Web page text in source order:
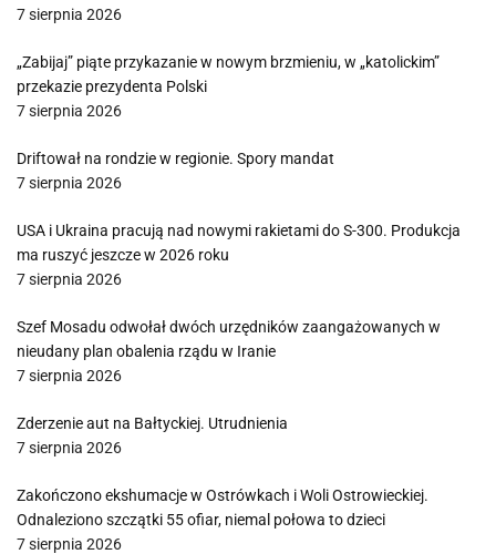
7 sierpnia 2026
„Zabijaj” piąte przykazanie w nowym brzmieniu, w „katolickim”
przekazie prezydenta Polski
7 sierpnia 2026
Driftował na rondzie w regionie. Spory mandat
7 sierpnia 2026
USA i Ukraina pracują nad nowymi rakietami do S-300. Produkcja
ma ruszyć jeszcze w 2026 roku
7 sierpnia 2026
Szef Mosadu odwołał dwóch urzędników zaangażowanych w
nieudany plan obalenia rządu w Iranie
7 sierpnia 2026
Zderzenie aut na Bałtyckiej. Utrudnienia
7 sierpnia 2026
Zakończono ekshumacje w Ostrówkach i Woli Ostrowieckiej.
Odnaleziono szczątki 55 ofiar, niemal połowa to dzieci
7 sierpnia 2026